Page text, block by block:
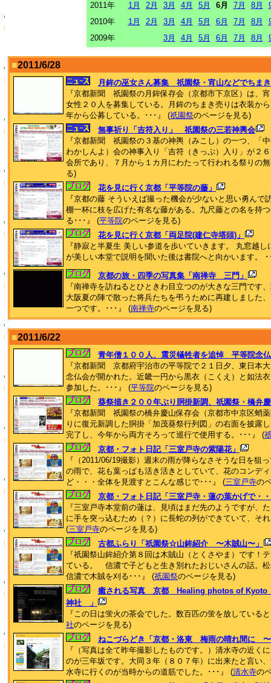
2011年
1月 2月 3月 4月 5月 6月 7月 8月
2010年
1月 2月 3月 4月 5月 6月 7月 8月
2009年
3月 4月 5月 6月 7月 8月
■2011/6/28
月鉾の巫女さん募集 祇園祭・宵山などでちま
『京都新聞 祇園祭の月鉾保存会（京都市下京区）は、
女性２０人を募集している。月鉾のちまき売りは衣装か
年から公募している。･･･』 (祇園祭のページを見る)
無事祈り「吉符入り」 祇園祭の三若神輿会
『京都新聞 祇園祭の３基の神輿（みこし）の一つ、「
わかしんよ）会の神事入り「吉符（きっぷ）入り」が２
会所であり、７月から１カ月にわたって行われる祭りの
る)
花を見に行く京都「平等院の藤」
『京都の藤 そういえば撮った機会が少ないと思い勇ん
棚一杯に枝を広げた有名な藤がある。九尺藤との名を持
る･･･』 (平等院のページを見る)
花を見に行く京都「両足院(建仁寺塔頭)」
『静寂と半夏生 美しい参道を歩いていきます。 丸窓越
が美しい本堂で説明を聞いた後は書院へと向かいます。 ･
京都の旅・四季の写真集「南禅寺 三門」
『南禅寺を訪ねるとひときわ目立つのが大きな三門です
大阪夏の陣で散った将兵たちを弔うために再建しました
一つです。･･･』 (南禅寺のページを見る)
■2011/6/22
青年僧１００人、震災犠牲者を追悼 平等院念
『京都新聞 京都府宇治市の平等院で２１日夕、東日本
念仏会が開かれた。近畿一円から黒衣（こくえ）と如法
参加した。･･･』 (平等院のページを見る)
葵祭描き２００年ぶり胴掛新調、祇園祭・橋弁
『京都新聞 祇園祭の橋弁慶山保存会（京都市中京区蛸
りに復元新調した胴掛「加茂葵祭行列図」の右面を披露
完了し、今年から両方そろって巡行で使用する。･･･』 (
京都・フォト日記「三室戸寺の紫陽花」
『（2011/06/19撮影）週末の雨が降らなさそうな日を狙
の雨で、花も葉っぱも活き活きとしていて、花のコンデ
ど・・・全体を見渡すとこんな感じで･･･』 (三室戸寺の
京都・フォト日記「三室戸寺・蓮の葉かげで・
『三室戸寺本堂前の蓮は、見頃はまだ先のようですが、
に手を突っ込むため（？）に長蛇の列ができていて、そ
(三室戸寺のページを見る)
古都ふらり「祇園祭☆山鉾紹介 〜木賊山〜」
『祇園祭山鉾紹介第８回は木賊山（とくさやま）です
ている。 信濃で子どもと生き別れたおじいさんの話。
信濃で木賊を刈る･･･』 (祇園祭のページを見る)
癒される写真 京都 Healing photos of
神社 」
『この日は蛍火の茶会でした。数百匹の蛍を放している
社のページを見る)
ねこづらどき「京都・洛東 梅雨の晴れ間に
『（写真は全て昨年撮影したものです。）清水寺の近く
のが三年坂です。大同３年（８０７年）に出来たと言い
水寺に行くのが当時からの道筋でした。･･･』 (清水寺の